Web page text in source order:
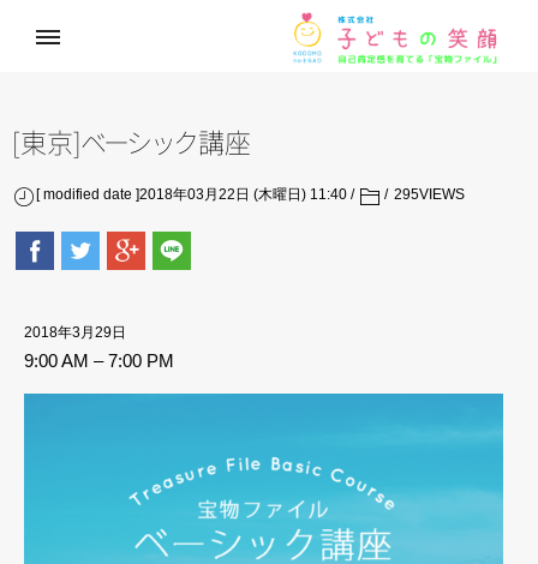
[東京 ベーシック講座
[ modified date ]2018年03月22日 (木曜日) 11:40 295VIEWS
2018年3月29日
9:00 AM –7:00 PM